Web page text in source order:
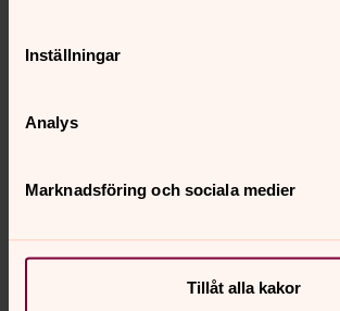
Inställningar
Analys
Marknadsföring och sociala medier
Tillåt alla kakor